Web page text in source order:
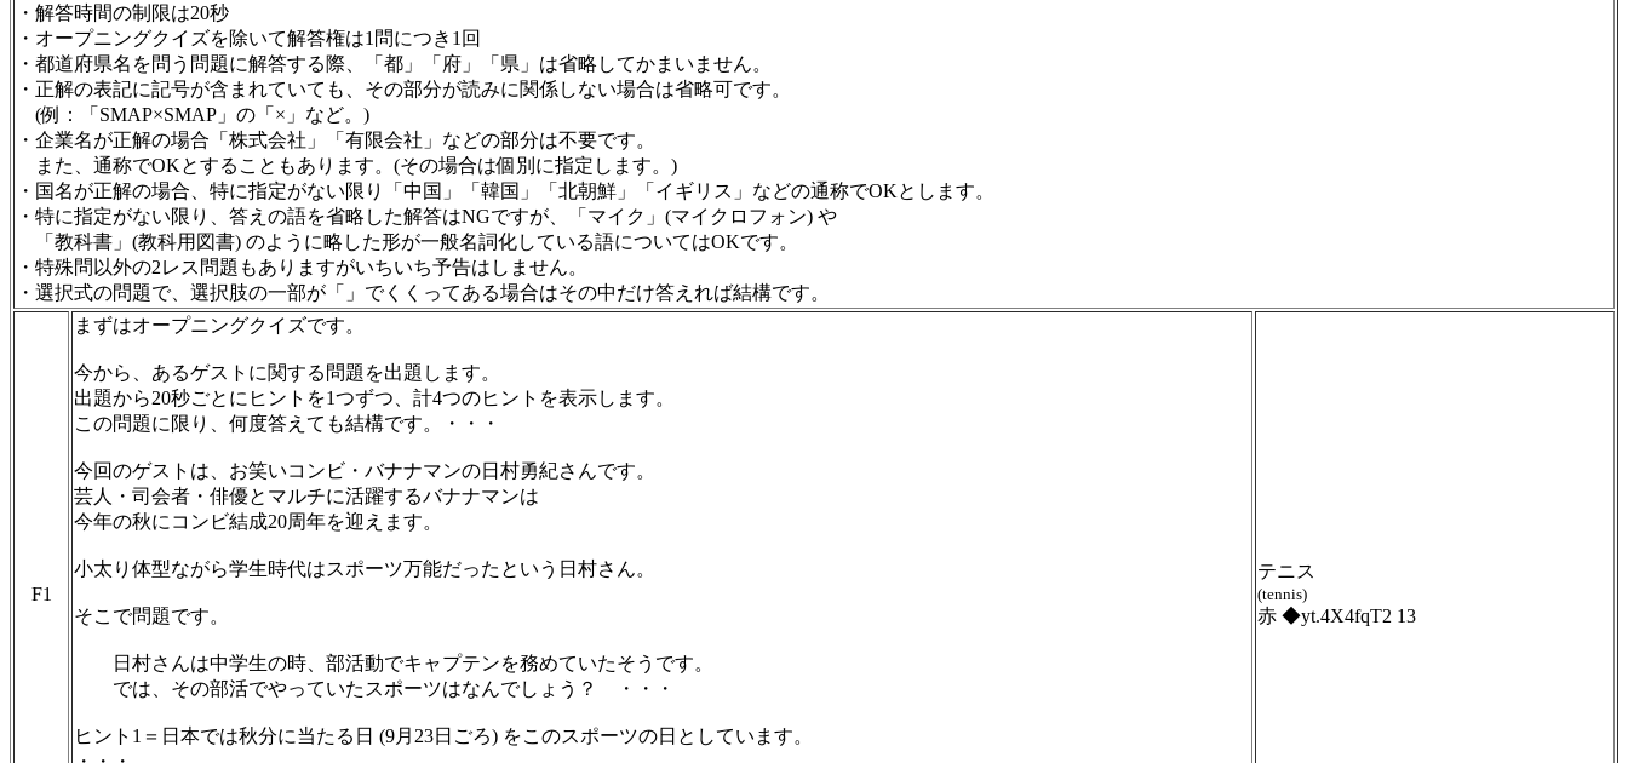
・解答時間の制限は20秒
・オープニングクイズを除いて解答権は1問につき1回
・都道府県名を問う問題に解答する際、「都」「府」「県」は省略してかまいません。
・正解の表記に記号が含まれていても、その部分が読みに関係しない場合は省略可です。
(例：「SMAP×SMAP」の「×」など。)
・企業名が正解の場合「株式会社」「有限会社」などの部分は不要です。
また、通称でOKとすることもあります。(その場合は個別に指定します。)
・国名が正解の場合、特に指定がない限り「中国」「韓国」「北朝鮮」「イギリス」などの通称でOKとします。
・特に指定がない限り、答えの語を省略した解答はNGですが、「マイク」(マイクロフォン) や
「教科書」(教科用図書) のように略した形が一般名詞化している語についてはOKです。
・特殊問以外の2レス問題もありますがいちいち予告はしません。
・選択式の問題で、選択肢の一部が「」でくくってある場合はその中だけ答えれば結構です。
F1
まずはオープニングクイズです。
今から、あるゲストに関する問題を出題します。
出題から20秒ごとにヒントを1つずつ、計4つのヒントを表示します。
この問題に限り、何度答えても結構です。・・・
今回のゲストは、お笑いコンビ・バナナマンの日村勇紀さんです。
芸人・司会者・俳優とマルチに活躍するバナナマンは
今年の秋にコンビ結成20周年を迎えます。
小太り体型ながら学生時代はスポーツ万能だったという日村さん。
そこで問題です。
日村さんは中学生の時、部活動でキャプテンを務めていたそうです。
では、その部活でやっていたスポーツはなんでしょう？ ・・・
ヒント1＝日本では秋分に当たる日 (9月23日ごろ) をこのスポーツの日としています。
テニス
(tennis)
赤 ◆yt.4X4fqT2 13